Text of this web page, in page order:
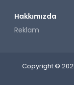
Hakkımızda
Reklam
Copyright © 2025